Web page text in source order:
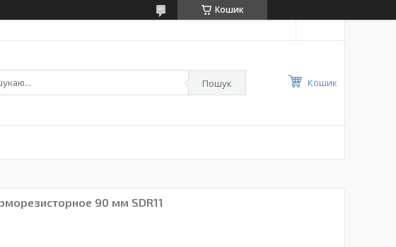
Кошик
Пошук Кошик
90 мм SDR11